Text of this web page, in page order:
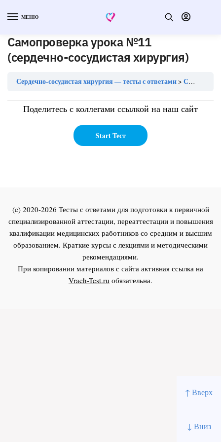
↑ Вверх
↓ Вниз
МЕНЮ
Самопроверка урока №11
(сердечно-сосудистая хирургия)
Сердечно-сосудистая хирургия — тесты с ответами Самопроверка урока №11 (сердечно-сосудистая хирургия)
Поделитесь с коллегами ссылкой на наш сайт
(c) 2020-2026 Тесты с ответами для подготовки к первичной
специализированной аттестации, переаттестации и повышения
квалификации медицинских работников со средним и высшим
образованием. Краткие курсы с лекциями и методическими
рекомендациями.
При копировании материалов с сайта активная ссылка на
Vrach-Test.ru обязательна.